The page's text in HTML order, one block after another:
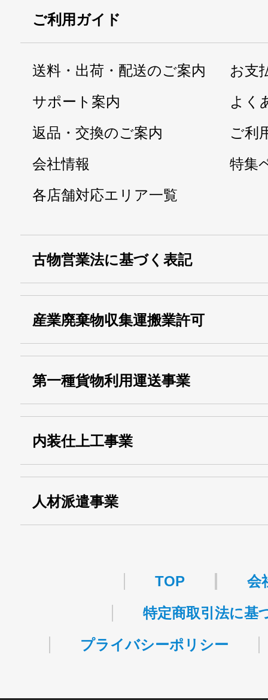
ご利用ガイド
送料・出荷・配送のご案内
お支
サポート案内
よく
返品・交換のご案内
ご利
会社情報
特集
各店舗対応エリア一覧
古物営業法に基づく表記
産業廃棄物収集運搬業許可
運搬業許可証番号：
13000155805
第一種貨物利用運送事業
事業
関自貨：
内装仕上工事業
人材派遣事業
TOP
会
特定商取引法に基
プライバシーポリシー